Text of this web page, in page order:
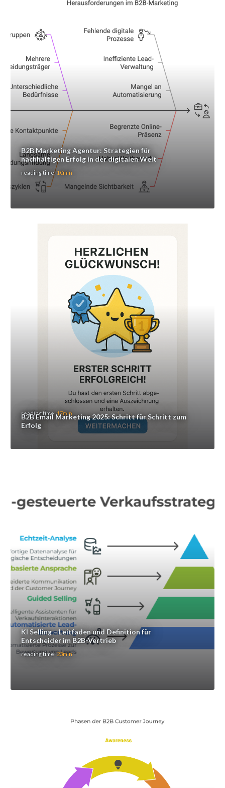
B2B Marketing Agentur: Strategien für
nachhaltigen Erfolg in der digitalen Welt
reading time:10min
B2B Email Marketing 2025: Schritt für Schritt zum
Erfolg
reading time:17min
KI Selling – Leitfaden und Definition für
Entscheider im B2B-Vertrieb
reading time:23min